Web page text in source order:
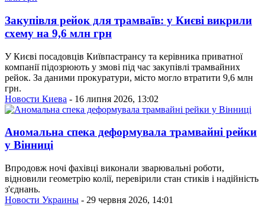
Закупівля рейок для трамваїв: у Києві викрили
схему на 9,6 млн грн
У Києві посадовців Київпастрансу та керівника приватної
компанії підозрюють у змові під час закупівлі трамвайних
рейок. За даними прокуратури, місто могло втратити 9,6 млн
грн.
Новости Киева - 16 липня 2026, 13:02
Аномальна спека деформувала трамвайні рейки
у Вінниці
Впродовж ночі фахівці виконали зварювальні роботи,
відновили геометрію колії, перевірили стан стиків і надійність
з'єднань.
Новости Украины - 29 червня 2026, 14:01